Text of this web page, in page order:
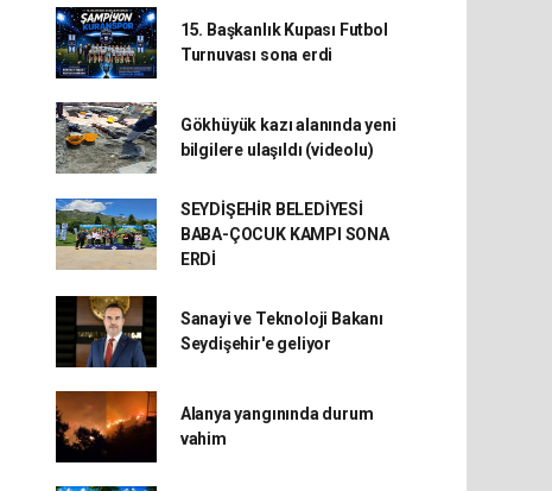
15. Başkanlık Kupası Futbol
Turnuvası sona erdi
Gökhüyük kazı alanında yeni
bilgilere ulaşıldı (videolu)
SEYDİŞEHİR BELEDİYESİ
BABA-ÇOCUK KAMPI SONA
ERDİ
Sanayi ve Teknoloji Bakanı
Seydişehir'e geliyor
Alanya yangınında durum
vahim